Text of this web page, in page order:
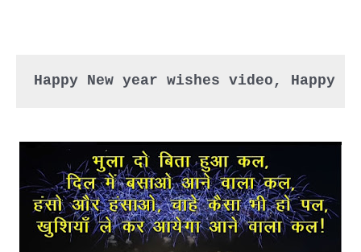
Happy New year wishes video , Happy